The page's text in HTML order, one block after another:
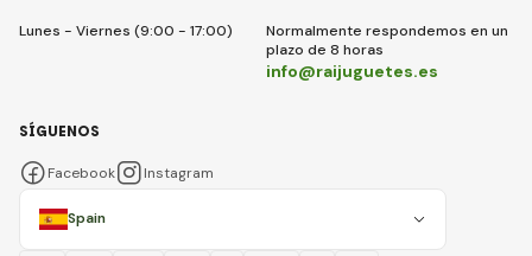
Lunes - Viernes (9:00 - 17:00)
Normalmente respondemos en un
plazo de 8 horas
info@raijuguetes.es
Spain
SÍGUENOS
Facebook Instagram